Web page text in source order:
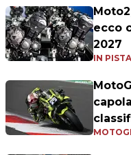
ecco
2027
IN PISTA